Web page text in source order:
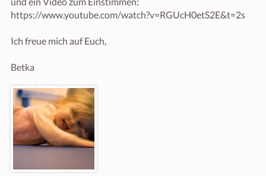
https://www.youtube.com/watch?v=RGUcH0etS2E&t=2s
Ich freue mich auf Euch,
Betka